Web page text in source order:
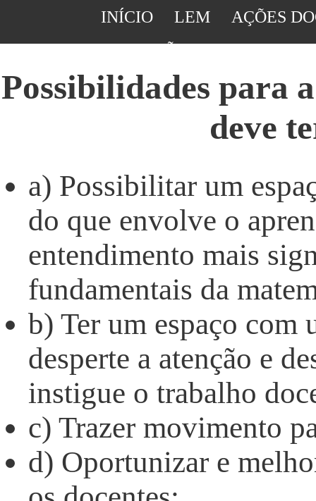
INÍCIO LEM
AÇÕES
SUGESTÕES DE
Possibilidades para
deve
a) Possibilitar um
do que envolve o
entendimento mais
fundamentais da
b) Ter um espaço com
desperte a atenção e
instigue o trabalho
c) Trazer movimento
d) Oportunizar e